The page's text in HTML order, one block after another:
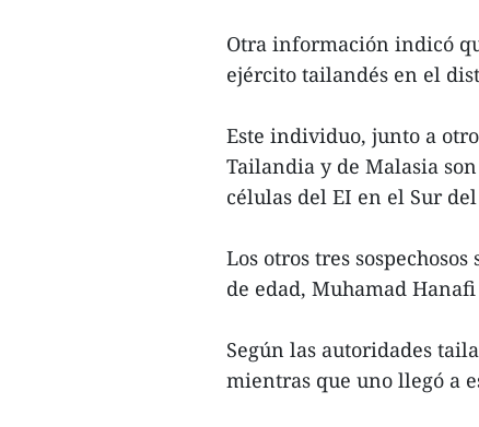
Otra información indicó
ejército tailandés en el
Este individuo, junto a
Tailandia y de Malasia
células del EI en el Sur
Los otros tres
de edad, Muhamad
Según las autoridades
mientras que uno llegó a